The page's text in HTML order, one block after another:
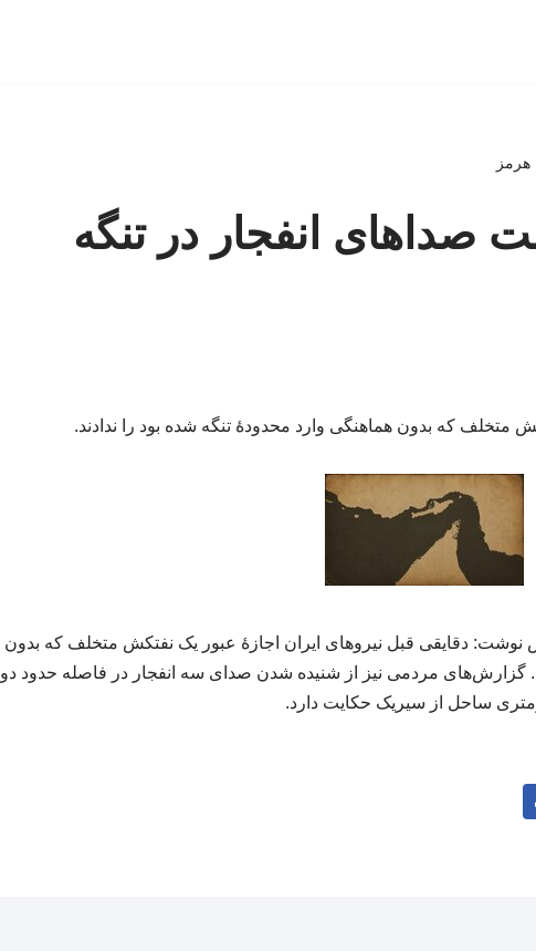
هرمز
صداهای انفجار در تنگه
متخلف که بدون هماهنگی وارد محدودۀ تنگه شده بود را ندادند.
دقایقی قبل نیروهای ایران اجازۀ عبور یک نفتکش متخلف که بدون
گزارش‌های مردمی نیز از شنیده شدن صدای سه انفجار در فاصله حدود دو
ساحل از سیریک حکایت دارد.